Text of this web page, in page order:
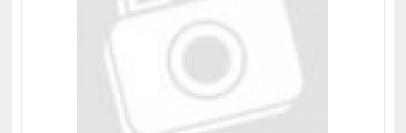
Маслопрессы
Высвобождают внутреннюю силу семян и
— масло холодного отжима.